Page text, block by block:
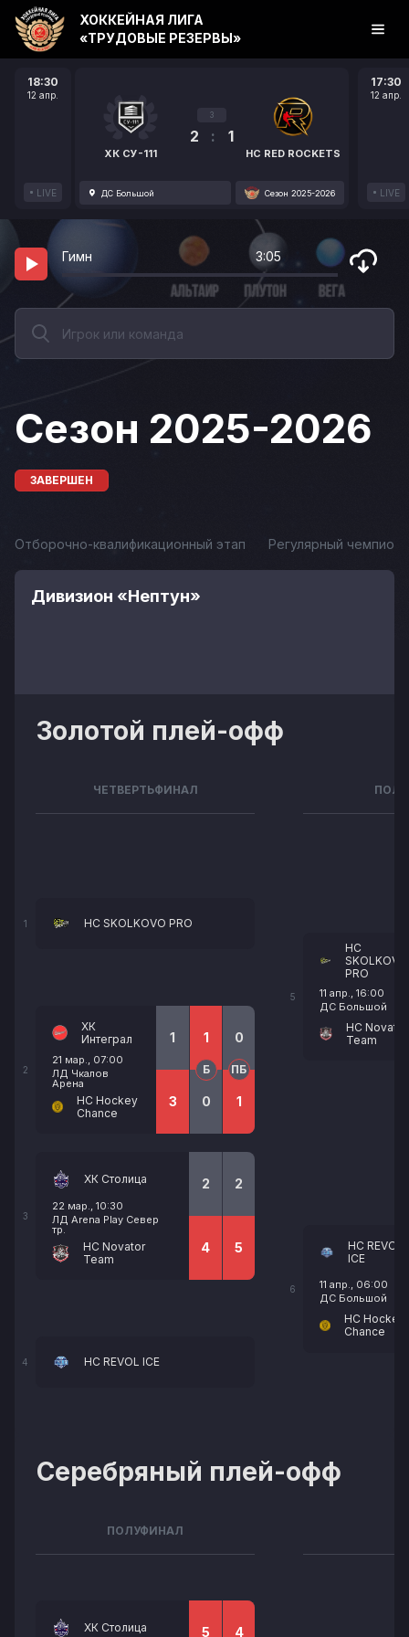
18:30
12 апр.
LIVE
ХК СУ-111
3
2 : 1
HC RED ROCKETS
ДС Большой Сезон 2025-2026
17:30
12 апр.
LIVE
ХОККЕЙНАЯ ЛИГА
«ТРУДОВЫЕ РЕЗЕРВЫ»
Гимн 3:05
Сезон 2025-2026
ЗАВЕРШЕН
Отборочно-квалификационный этап Регулярный
Дивизион «Нептун»
Золотой плей-офф
ЧЕТВЕРТЬФИНАЛ
1 HC SKOLKOVO PRO
2
ХК
Интеграл
21 мар., 07:00
ЛД Чкалов
Арена
HC Hockey
Chance
1
3
1
0
Б
0
1
ПБ
3
ХК Столица
22 мар., 10:30
ЛД Arena Play Север
тр.
HC Novator
Team
2
4
2
5
4 НС REVOL ICE
5
HC
SKOLKOVO
PRO
11 апр., 16:00
ДС Большой
HC Novator
Team
6
НС REVOL
ICE
11 апр., 06:00
ДС Большой
HC Hockey
Chance
Серебряный плей-офф
ПОЛУФИНАЛ
ХК Столица 5 4